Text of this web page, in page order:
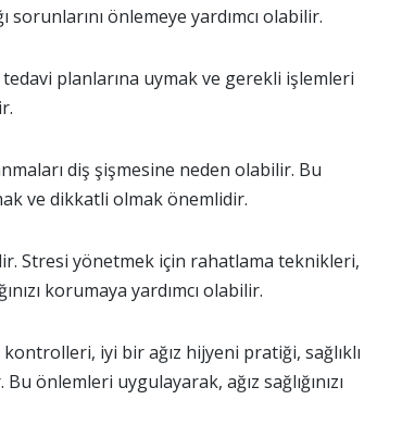
sorunlarını önlemeye yardımcı olabilir.
planlarına uymak ve gerekli işlemleri
diş şişmesine neden olabilir. Bu
ve dikkatli olmak önemlidir.
Stresi yönetmek için rahatlama teknikleri,
korumaya yardımcı olabilir.
iyi bir ağız hijyeni pratiği, sağlıklı
önlemleri uygulayarak, ağız sağlığınızı